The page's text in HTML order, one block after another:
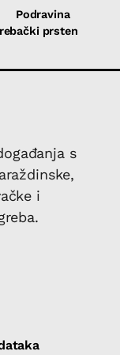
Podravina
prsten
s
i